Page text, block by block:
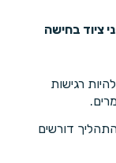
ציוד בחישה
רגישות
התהליך דורשים